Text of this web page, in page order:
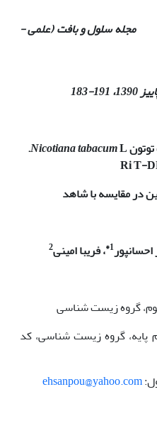
(علمی -
Nicotiana tabacumL.
Ri T-
در مقایسه با شاهد
احسانپور1* ، فریبا امینی2
پایه، گروه زیست شناسی، کد
ehsanpou@yahoo.com